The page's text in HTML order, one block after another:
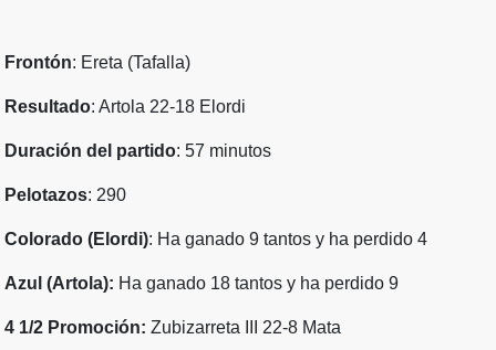
Frontón: Ereta (Tafalla)
Resultado: Artola 22-18 Elordi
Duración del partido: 57 minutos
Pelotazos: 290
Colorado (Elordi): Ha ganado 9 tantos y ha perdido 4
Azul (Artola): Ha ganado 18 tantos y ha perdido 9
4 1/2 Promoción: Zubizarreta III 22-8 Mata